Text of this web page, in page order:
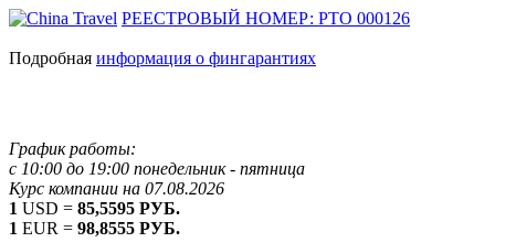
РЕЕСТРОВЫЙ НОМЕР: РТО 000126
Подробная информация о фингарантиях
График работы:
с 10:00 до 19:00 понедельник - пятница
Курс компании на 07.08.2026
1 USD = 85,5595 РУБ.
1 EUR = 98,8555 РУБ.